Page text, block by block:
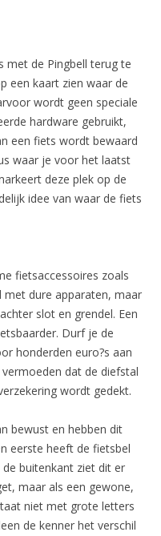
met de Pingbell terug te
een kaart zien waar de
wordt geen speciale
hardware gebruikt,
een fiets wordt bewaard
waar je voor het laatst
deze plek op de
idee van waar de fiets
fietsaccessoires zoals
met dure apparaten, maar
slot en grendel. Een
Durf je de
honderden euro?s aan
dat de diefstal
wordt gedekt.
bewust en hebben dit
eerste heeft de fietsbel
buitenkant ziet dit er
maar als een gewone,
niet met grote letters
de kenner het verschil